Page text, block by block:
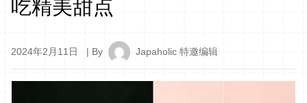
吃精美甜点
2024年2月11日 | By Japaholic 特邀编辑